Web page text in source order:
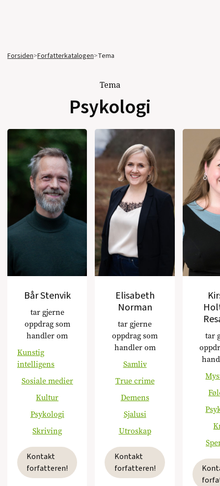
Forsiden>Forfatterkatalogen>Tema
Tema
Psykologi
Bår Stenvik
tar gjerne
oppdrag som
handler om
Kunstig
intelligens
Sosiale medier
Kultur
Psykologi
Skriving
Kontakt
forfatteren!
Elisabeth
Norman
tar gjerne
oppdrag som
handler om
Samliv
True crime
Demens
Sjalusi
Utroskap
Kontakt
forfatteren!
tar